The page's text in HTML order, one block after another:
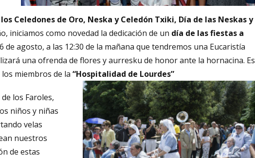
Celedones de Oro, Neska y Celedón Txiki, Día de las Neskas y
iniciamos como novedad la dedicación de un día de las fiestas a
de agosto, a las 12:30 de la mañana que tendremos una Eucaristía
una ofrenda de flores y aurresku de honor ante la hornacina. Es
miembros de la “Hospitalidad de Lourdes”
los Faroles,
niños y niñas
velas
nuestros
de estas